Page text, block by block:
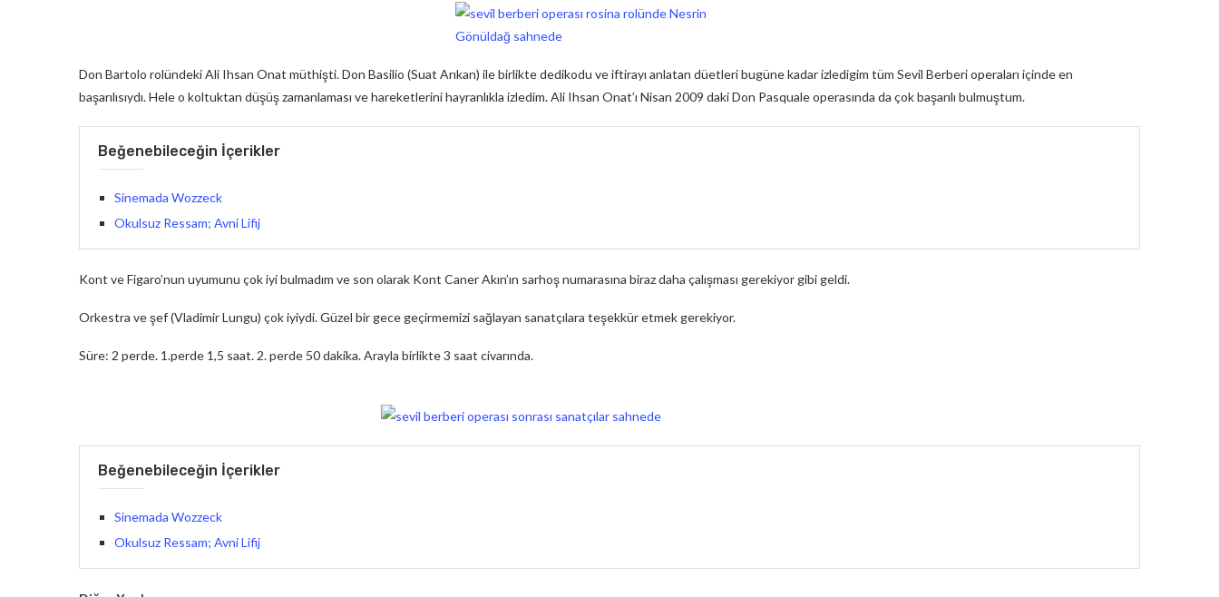
Don Bartolo rolündeki Ali Ihsan Onat müthişti. Don Basilio (Suat Arıkan) ile birlikte dedikodu ve iftirayı anlatan düetleri bugüne kadar izledigim tüm Sevil Berberi operaları içinde en
başarılısıydı. Hele o koltuktan düşüş zamanlaması ve hareketlerini hayranlıkla izledim. Ali Ihsan Onat’ı Nisan 2009 daki Don Pasquale operasında da çok başarılı bulmuştum.
Beğenebileceğin İçerikler
Sinemada Wozzeck
Okulsuz Ressam; Avni Lifij
Kont ve Figaro’nun uyumunu çok iyi bulmadım ve son olarak Kont Caner Akın’ın sarhoş numarasına biraz daha çalışması gerekiyor gibi geldi.
Orkestra ve şef (Vladimir Lungu) çok iyiydi. Güzel bir gece geçirmemizi sağlayan sanatçılara teşekkür etmek gerekiyor.
Süre: 2 perde. 1.perde 1,5 saat. 2. perde 50 dakika. Arayla birlikte 3 saat civarında.
Beğenebileceğin İçerikler
Sinemada Wozzeck
Okulsuz Ressam; Avni Lifij